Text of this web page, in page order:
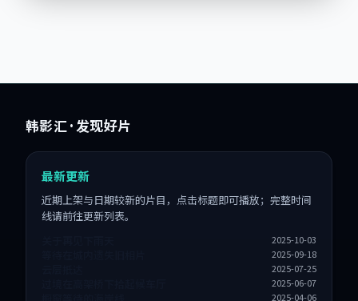
韩影汇 · 发现好片
最新更新
近期上架与日期较新的片目，点击标题即可播放；完整时间
线请前往更新列表。
2025-10-03
2025-09-18
2025-07-25
2025-06-07
2025-04-06